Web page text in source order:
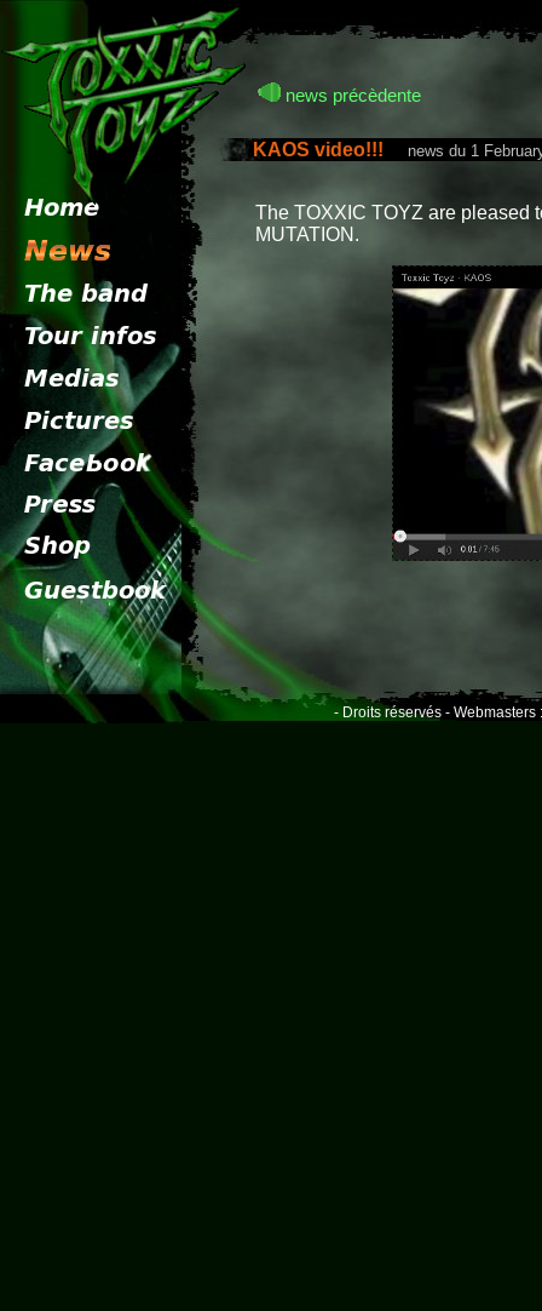
news précèdente
KAOS video!!! news du 1
The TOXXIC TOYZ are pleased
MUTATION.
- Droits réservés - Webmasters